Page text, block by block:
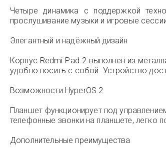
Четыре динамика с поддержкой
прослушивание музыки и игровые
Элегантный и надёжный дизайн
Корпус Redmi Pad 2 выполнен из
удобно носить с собой. Устройство
Возможности HyperOS 2
Планшет функционирует под
телефонные звонки на планшете, легко
Дополнительные преимущества